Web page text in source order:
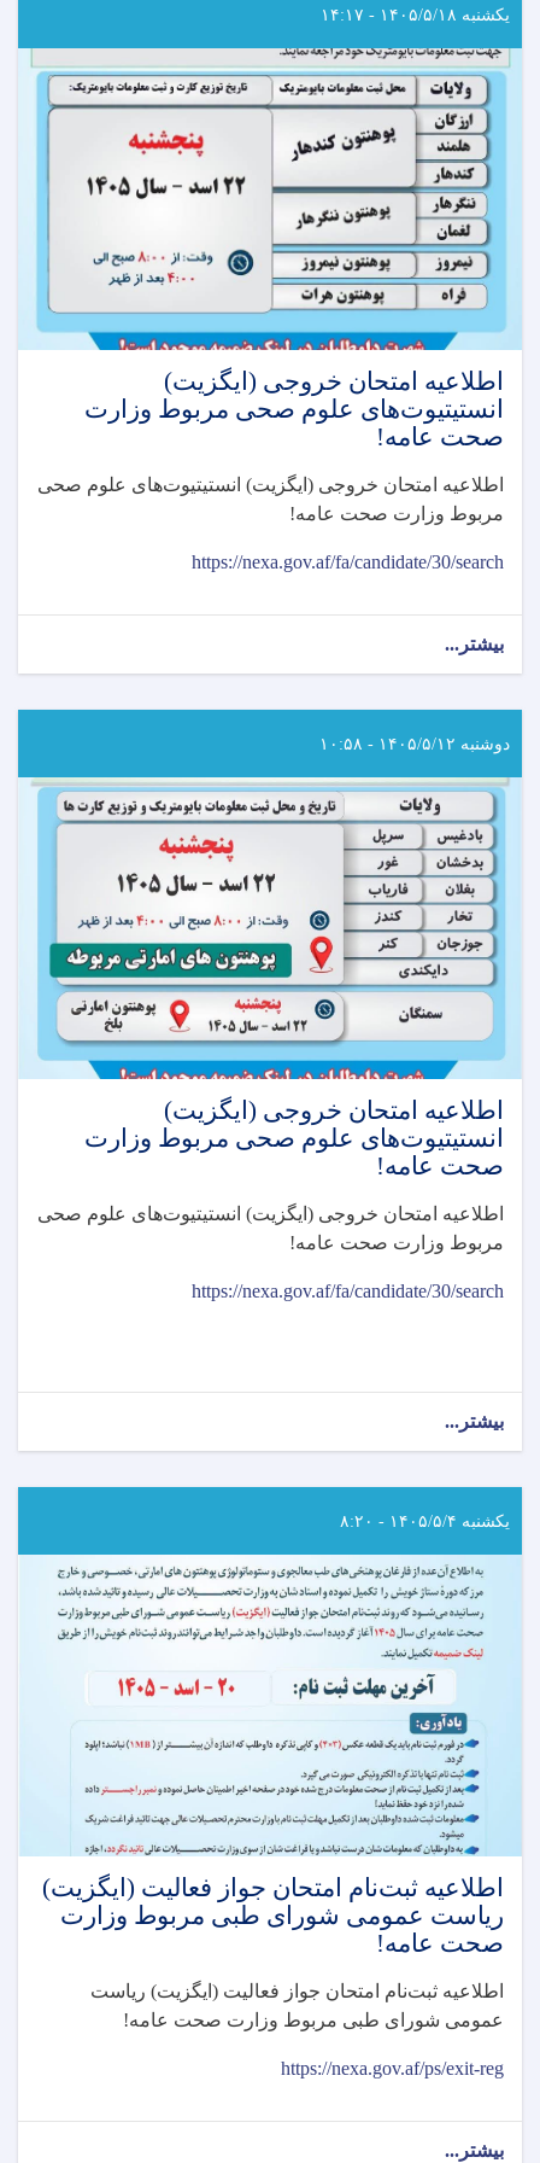
یکشنبه ۱۴۰۵/۵/۱۸ - ۱۴:۱۷
اطلاعیه امتحان خروجی (ایگزیت)
انستیتیوت‌های علوم صحی مربوط وزارت
صحت عامه!
اطلاعیه امتحان خروجی (ایگزیت) انستیتیوت‌های علوم صحی
مربوط وزارت صحت عامه!
https://nexa.gov.af/fa/candidate/30/search
بیشتر...
خروجی
(ایگزیت)
علوم
صحی
مربوط
وزارت
صحت
عامه!
دوشنبه ۱۴۰۵/۵/۱۲ - ۱۰:۵۸
اطلاعیه امتحان خروجی (ایگزیت)
انستیتیوت‌های علوم صحی مربوط وزارت
صحت عامه!
اطلاعیه امتحان خروجی (ایگزیت) انستیتیوت‌های علوم صحی
مربوط وزارت صحت عامه!
https://nexa.gov.af/fa/candidate/30/search
بیشتر...
خروجی
(ایگزیت)
علوم
صحی
مربوط
وزارت
صحت
عامه!
یکشنبه ۱۴۰۵/۵/۴ - ۸:۲۰
اطلاعیه ثبت‌نام امتحان جواز فعالیت (ایگزیت)
رياست عمومی شورای طبی مربوط وزارت
صحت عامه!
اطلاعیه ثبت‌نام امتحان جواز فعالیت (ایگزیت) رياست
عمومی شورای طبی مربوط وزارت صحت عامه!
https://nexa.gov.af/ps/exit-reg
بیشتر...